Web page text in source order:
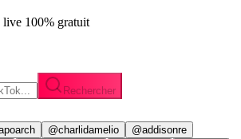
live 100% gratuit
Rechercher
@charlidamelio
@addisonre